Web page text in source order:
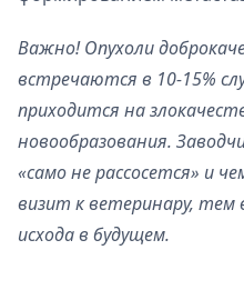
Важно! Опухоли
встречаются в 10-15%
приходится на
новообразования.
«само не рассосется» и
визит к ветеринару, тем
исхода в будущем.